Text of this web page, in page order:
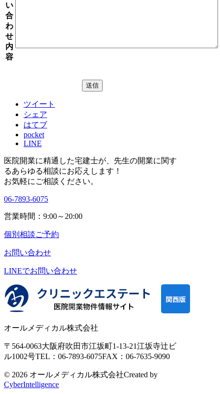
い
合
わ
せ
内
容
ツイート
シェア
はてブ
pocket
LINE
医院開業に精通した宅建士が、 先生の開業に関す
るあらゆる相談にお応えします！
お気軽にご相談ください。
06-7893-6075
営業時間：9:00～20:00
個別相談ご予約
お問い合わせ
LINEでお問い合わせ
オールメディカル株式会社
〒564-0063大阪府吹田市江坂町1-13-21江坂寺辻ビ
ル1002号TEL：06-7893-6075FAX：06-7635-9090
© 2026 オールメディカル株式会社Created by
CyberIntelligence